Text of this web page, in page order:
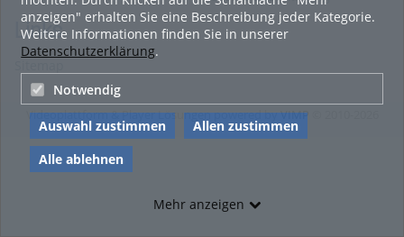
anzeigen" erhalten Sie eine Beschreibung jeder Kategorie.
Weitere Informationen finden Sie in unserer
Datenschutzerklärung.
Notwendig
Auswahl zustimmen
Allen zustimmen
Alle ablehnen
Mehr anzeigen
Links
Videoplattform & Player Lösungen powered byVIMP